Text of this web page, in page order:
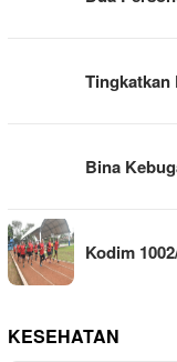
Bina
Kodim
KESEHATAN